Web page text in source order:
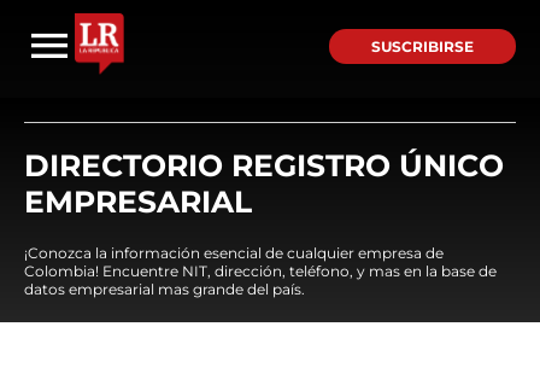
SUSCRIBIRSE
DIRECTORIO REGISTRO ÚNICO
EMPRESARIAL
¡Conozca la información esencial de cualquier empresa de
Colombia! Encuentre NIT, dirección, teléfono, y mas en la base de
datos empresarial mas grande del país.